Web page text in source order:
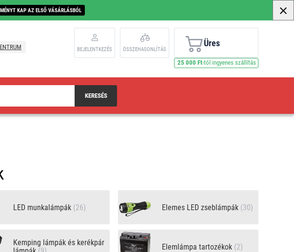
KAP AZ ELSŐ VÁSÁRLÁSBÓL
BEJELENTKEZÉS ÖSSZEHASONLÍTÁS
Üres
25 000 Ft-tól ingyenes szállítás
KERESÉS
LED munkalámpák (26) Elemes LED zseblámpák (30)
Kemping lámpák és kerékpár
Elemlámpa tartozékok (2)